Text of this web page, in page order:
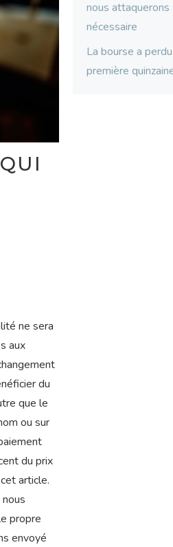
ne sera
aux
du
que le
ou sur
du prix
article.
propre
envoyé
nous attaquerons
nécessaire
La bourse a
première